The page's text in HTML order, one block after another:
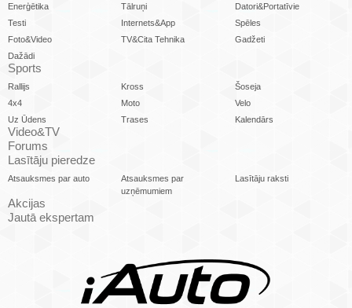
Enerģētika Tālruņi
Datori&Portatīvie
Testi
Internets&App
Spēles
Foto&Video
TV&Cita Tehnika
Gadžeti
Dažādi
Sports
Rallijs Kross
Šoseja
4x4
Moto
Velo
Uz Ūdens
Trases Kalendārs
Video&TV
Forums
Lasītāju pieredze
Atsauksmes par auto
Atsauksmes par
uzņēmumiem
Lasītāju raksti
Akcijas
Jautā ekspertam